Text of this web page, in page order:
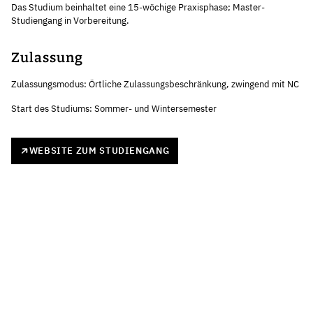
Das Studium beinhaltet eine 15-wöchige Praxisphase; Master-
Studiengang in Vorbereitung.
Zulassung
Zulassungsmodus: Örtliche Zulassungsbeschränkung, zwingend mit NC
Start des Studiums: Sommer- und Wintersemester
WEBSITE ZUM STUDIENGANG